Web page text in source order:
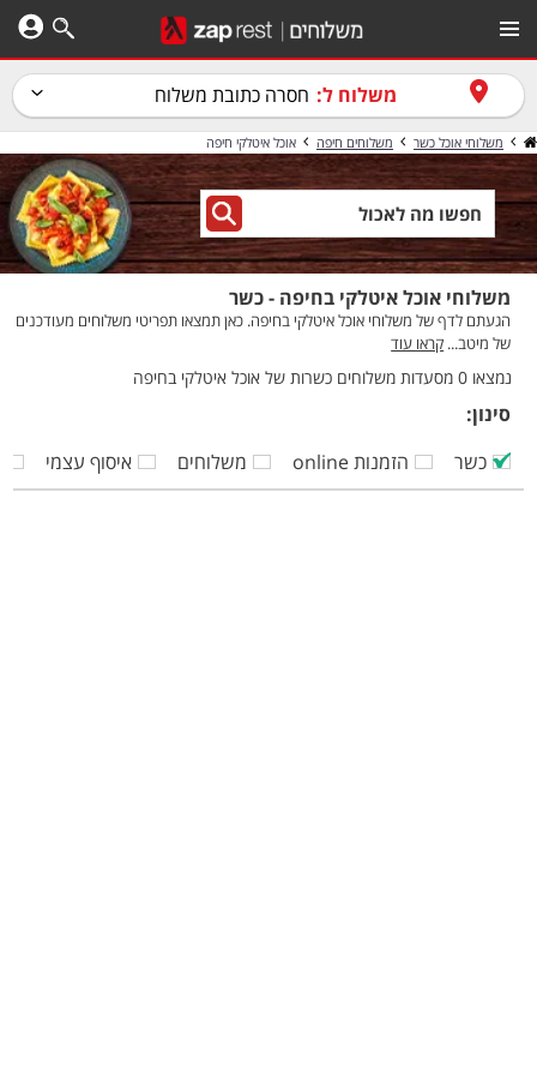
משלוח ל: חסרה כתובת משלוח
משלוחי אוכל כשר משלוחים חיפה אוכל איטלקי חיפה
משלוחי אוכל איטלקי בחיפה - כשר
הגעתם לדף של משלוחי אוכל איטלקי בחיפה. כאן תמצאו תפריטי משלוחים מעודכנים
של מיטב... קראו עוד
נמצאו 0 מסעדות משלוחים כשרות של אוכל איטלקי בחיפה
סינון:
כשר
הזמנות online משלוחים איסוף עצמי